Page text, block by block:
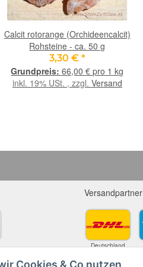
Cookies & Co nutzen
Calcit rotorange (Orchideencalcit)
Rohsteine - ca. 50 g
3,30 € *
66,00 € pro 1 kg
inkl. 19% USt. , zzgl. Versand
Versandpartner
Deutschland